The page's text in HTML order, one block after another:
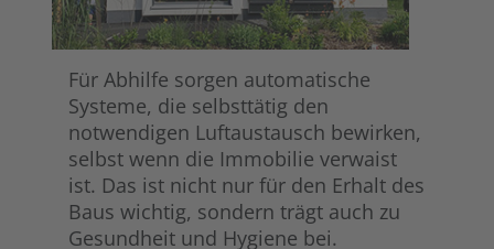
Für Abhilfe sorgen automatische
Systeme, die selbsttätig den
notwendigen Luftaustausch bewirken,
selbst wenn die Immobilie verwaist
ist. Das ist nicht nur für den Erhalt des
Baus wichtig, sondern trägt auch zu
Gesundheit und Hygiene bei.